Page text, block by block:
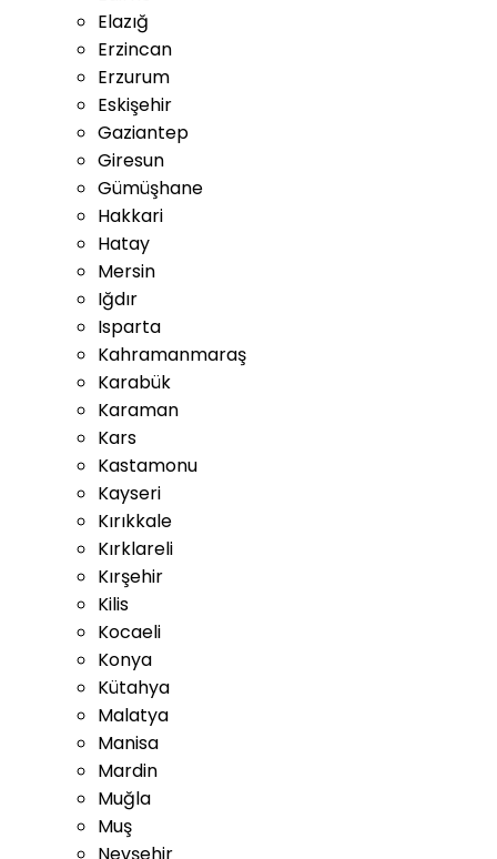
Elazığ
Erzincan
Erzurum
Eskişehir
Gaziantep
Giresun
Gümüşhane
Hakkari
Hatay
Mersin
Iğdır
Isparta
Kahramanmaraş
Karabük
Karaman
Kars
Kastamonu
Kayseri
Kırıkkale
Kırklareli
Kırşehir
Kilis
Kocaeli
Konya
Kütahya
Malatya
Manisa
Mardin
Muğla
Muş